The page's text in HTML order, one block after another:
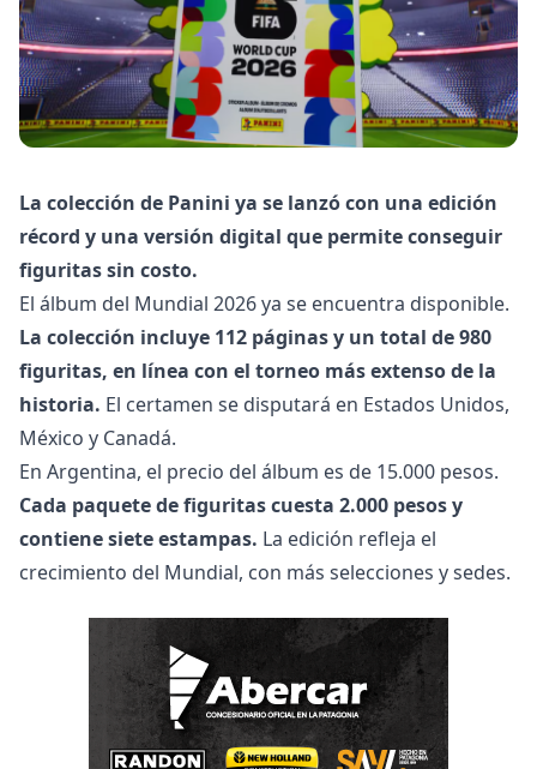
La colección de Panini ya se lanzó con una edición
récord y una versión digital que permite conseguir
figuritas sin costo.
El álbum del Mundial 2026 ya se encuentra disponible.
La colección incluye 112 páginas y un total de 980
figuritas, en línea con el torneo más extenso de la
historia. El certamen se disputará en Estados Unidos,
México y Canadá.
En Argentina, el precio del álbum es de 15.000 pesos.
Cada paquete de figuritas cuesta 2.000 pesos y
contiene siete estampas. La edición refleja el
crecimiento del Mundial, con más selecciones y sedes.